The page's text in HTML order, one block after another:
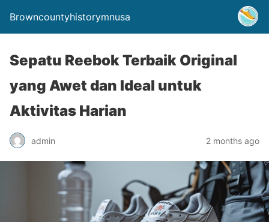
Browncountyhistorymnusa
Sepatu Reebok Terbaik Original
yang Awet dan Ideal untuk
Aktivitas Harian
admin 2 months ago